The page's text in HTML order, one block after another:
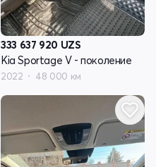
333 637 920 UZS
Kia Sportage V - поколение
2022 48 000 км